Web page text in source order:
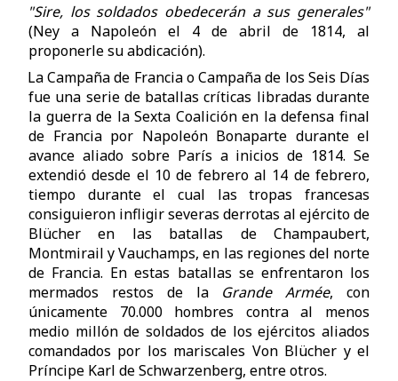
"Sire, los soldados obedecerán a sus generales"
(Ney a Napoleón el 4 de abril de 1814, al
proponerle su abdicación).
La Campaña de Francia o Campaña de los Seis Días
fue una serie de batallas críticas libradas durante
la guerra de la Sexta Coalición en la defensa final
de Francia por Napoleón Bonaparte durante el
avance aliado sobre París a inicios de 1814. Se
extendió desde el 10 de febrero al 14 de febrero,
tiempo durante el cual las tropas francesas
consiguieron infligir severas derrotas al ejército de
Blücher en las batallas de Champaubert,
Montmirail y Vauchamps, en las regiones del norte
de Francia. En estas batallas se enfrentaron los
mermados restos de la Grande Armée, con
únicamente 70.000 hombres contra al menos
medio millón de soldados de los ejércitos aliados
comandados por los mariscales Von Blücher y el
Príncipe Karl de Schwarzenberg, entre otros.